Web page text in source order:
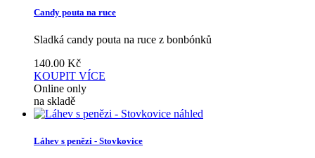
Candy pouta na ruce
Sladká candy pouta na ruce z bonbónků
140.00 Kč
KOUPIT VÍCE
Online only
na skladě
náhled
Láhev s penězi - Stovkovice